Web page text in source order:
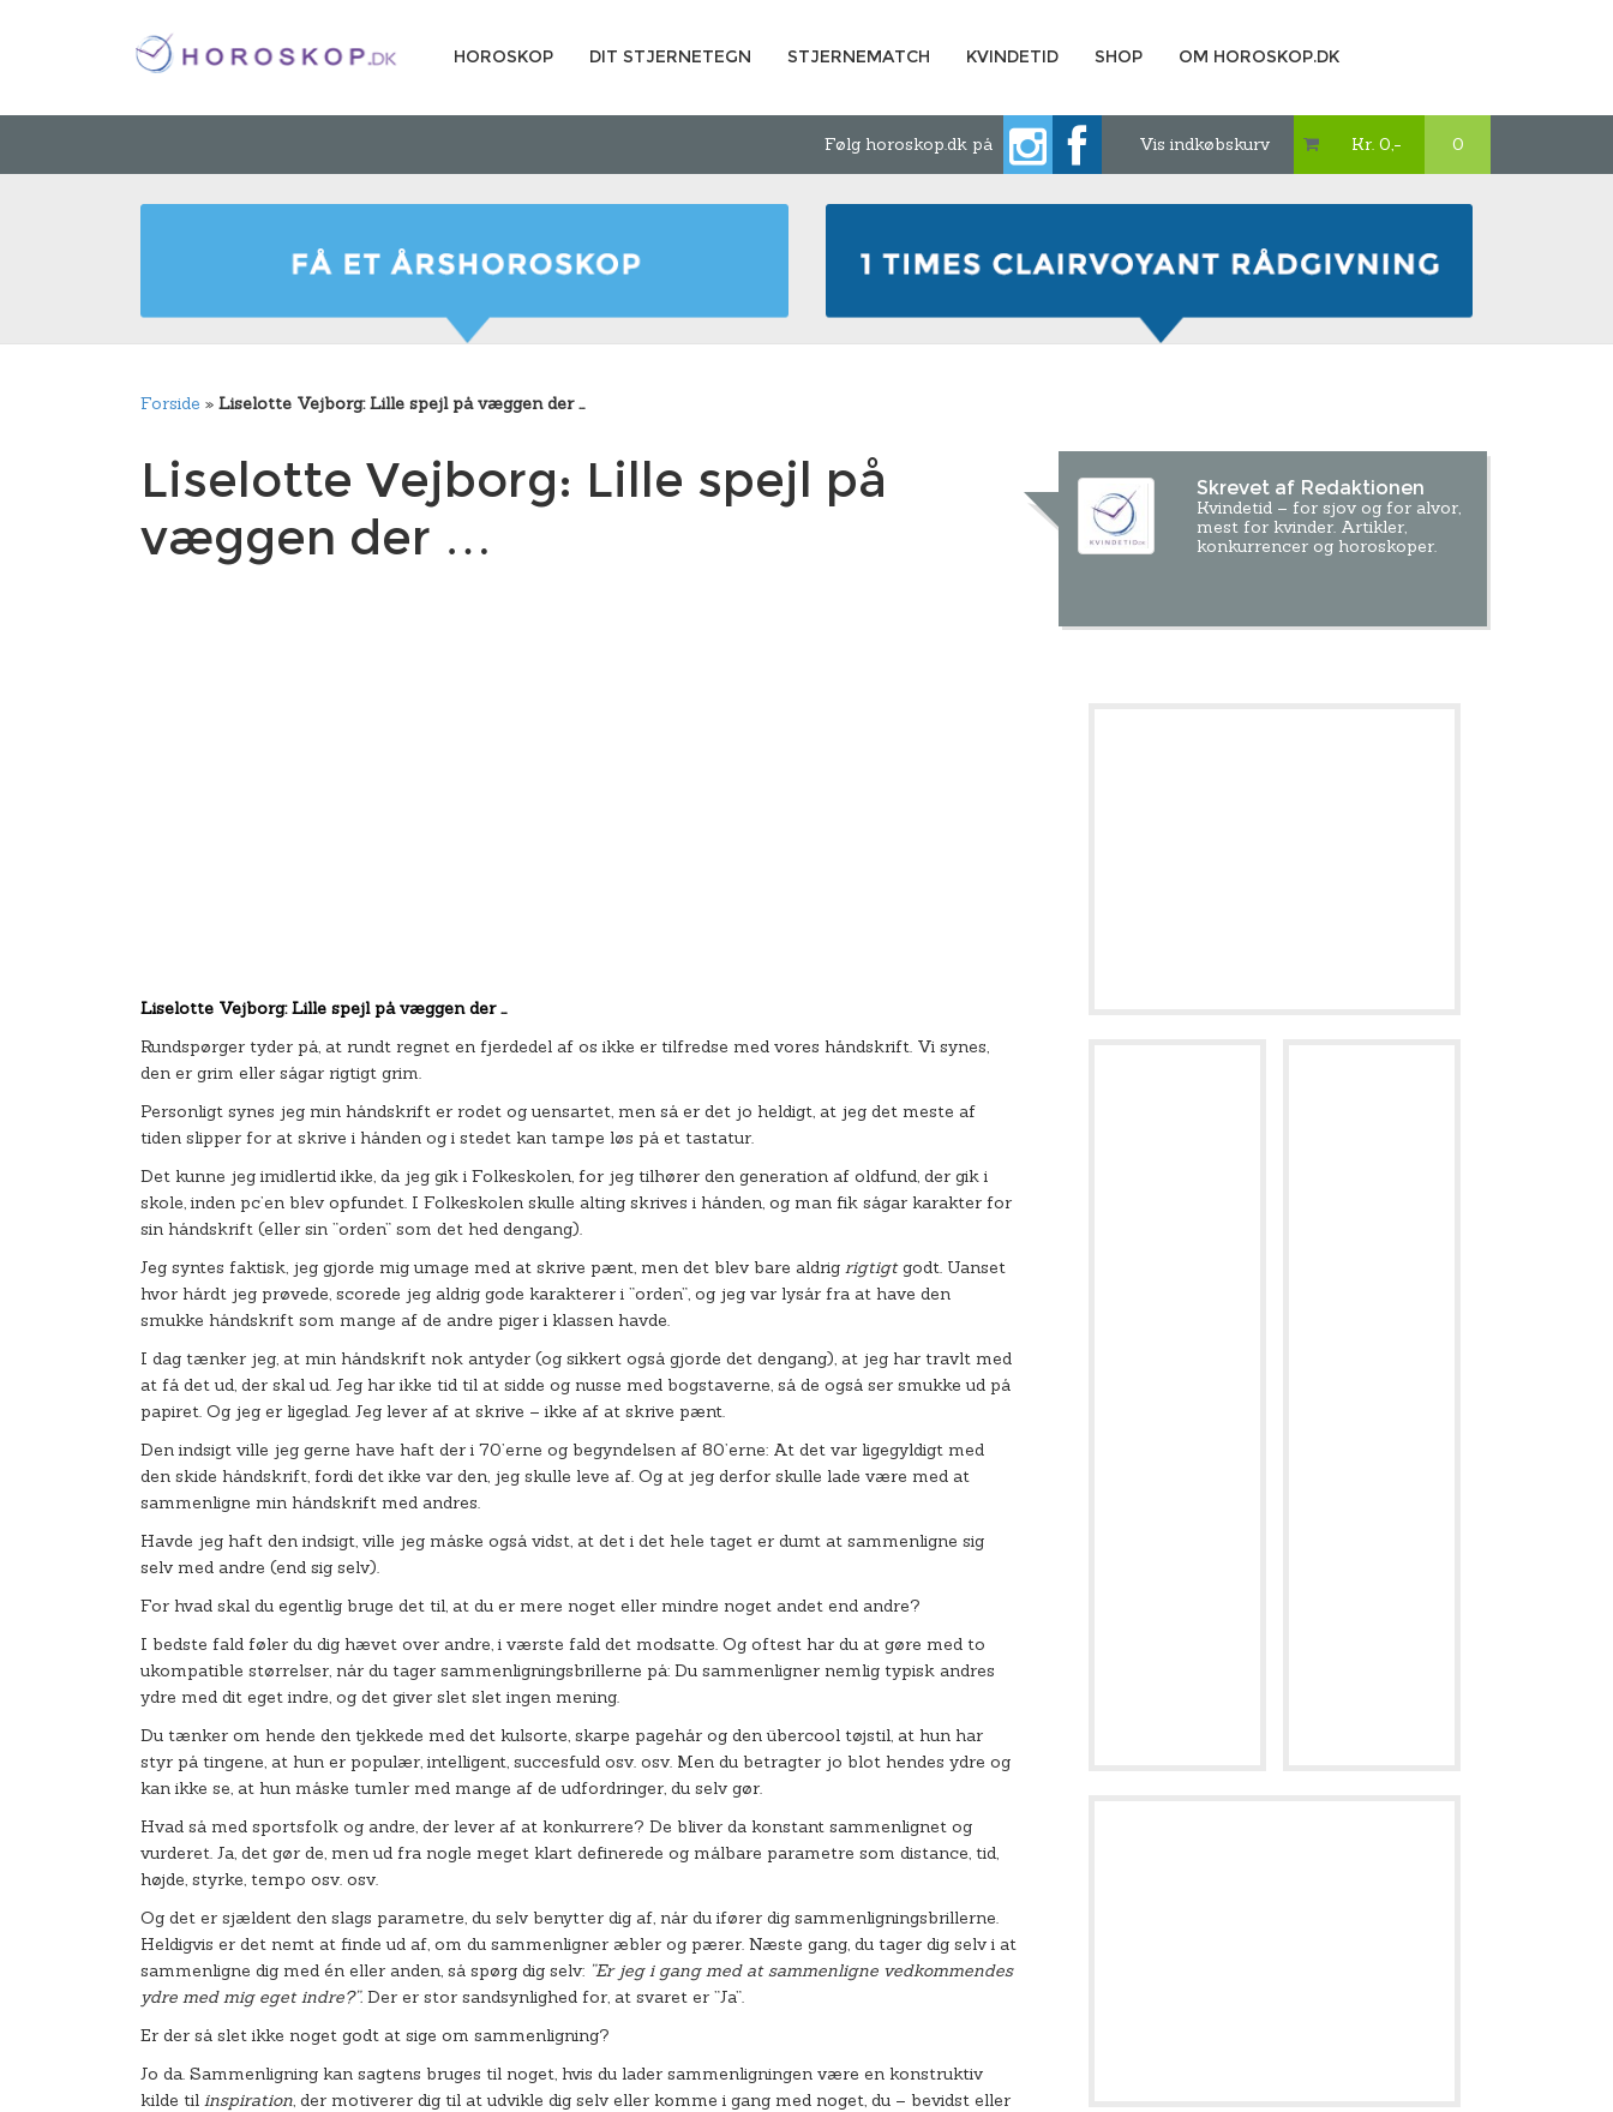
HOROSKOP DIT STJERNETEGN STJERNEMATCH KVINDETID SHOP OM HOROSKOP.DK
Følg horoskop.dk på Vis indkøbskurv  Kr. 0,- 0
Forside » Liselotte Vejborg: Lille spejl på væggen der …
Skrevet af Redaktionen
Kvindetid – for sjov og for alvor,
mest for kvinder. Artikler,
konkurrencer og horoskoper.
Liselotte Vejborg: Lille spejl på
væggen der …
Liselotte Vejborg: Lille spejl på væggen der …
Rundspørger tyder på, at rundt regnet en fjerdedel af os ikke er tilfredse med vores håndskrift. Vi synes,
den er grim eller sågar rigtigt grim.
Personligt synes jeg min håndskrift er rodet og uensartet, men så er det jo heldigt, at jeg det meste af
tiden slipper for at skrive i hånden og i stedet kan tampe løs på et tastatur.
Det kunne jeg imidlertid ikke, da jeg gik i Folkeskolen, for jeg tilhører den generation af oldfund, der gik i
skole, inden pc’en blev opfundet. I Folkeskolen skulle alting skrives i hånden, og man fik sågar karakter for
sin håndskrift (eller sin ”orden” som det hed dengang).
Jeg syntes faktisk, jeg gjorde mig umage med at skrive pænt, men det blev bare aldrig rigtigtgodt. Uanset
hvor hårdt jeg prøvede, scorede jeg aldrig gode karakterer i ”orden”, og jeg var lysår fra at have den
smukke håndskrift som mange af de andre piger i klassen havde.
I dag tænker jeg, at min håndskrift nok antyder (og sikkert også gjorde det dengang), at jeg har travlt med
at få det ud, der skal ud. Jeg har ikke tid til at sidde og nusse med bogstaverne, så de også ser smukke ud på
papiret. Og jeg er ligeglad. Jeg lever af at skrive – ikke af at skrive pænt.
Den indsigt ville jeg gerne have haft der i 70’erne og begyndelsen af 80’erne: At det var ligegyldigt med
den skide håndskrift, fordi det ikke var den, jeg skulle leve af. Og at jeg derfor skulle lade være med at
sammenligne min håndskrift med andres.
Havde jeg haft den indsigt, ville jeg måske også vidst, at det i det hele taget er dumt at sammenligne sig
selv med andre (end sig selv).
For hvad skal du egentlig bruge det til, at du er mere noget eller mindre noget andet end andre?
I bedste fald føler du dig hævet over andre, i værste fald det modsatte. Og oftest har du at gøre med to
ukompatible størrelser, når du tager sammenligningsbrillerne på: Du sammenligner nemlig typisk andres
ydre med dit eget indre, og det giver slet slet ingen mening.
Du tænker om hende den tjekkede med det kulsorte, skarpe pagehår og den übercool tøjstil, at hun har
styr på tingene, at hun er populær, intelligent, succesfuld osv. osv. Men du betragter jo blot hendes ydre og
kan ikke se, at hun måske tumler med mange af de udfordringer, du selv gør.
Hvad så med sportsfolk og andre, der lever af at konkurrere? De bliver da konstant sammenlignet og
vurderet. Ja, det gør de, men ud fra nogle meget klart definerede og målbare parametre som distance, tid,
højde, styrke, tempo osv. osv.
Og det er sjældent den slags parametre, du selv benytter dig af, når du ifører dig sammenligningsbrillerne.
Heldigvis er det nemt at finde ud af, om du sammenligner æbler og pærer. Næste gang, du tager dig selv i at
sammenligne dig med én eller anden, så spørg dig selv: ”Er jeg i gang med at sammenligne vedkommendes
ydre med mig eget indre?”. Der er stor sandsynlighed for, at svaret er ”Ja”.
Er der så slet ikke noget godt at sige om sammenligning?
Jo da. Sammenligning kan sagtens bruges til noget, hvis du lader sammenligningen være en konstruktiv
kilde til inspiration, der motiverer dig til at udvikle dig selv eller komme i gang med noget, du – bevidst eller